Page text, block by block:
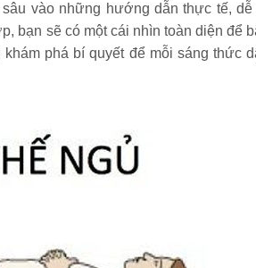
vào những hướng dẫn thực tế,
bạn sẽ có một cái nhìn toàn diện để
phá bí quyết để mỗi sáng thức